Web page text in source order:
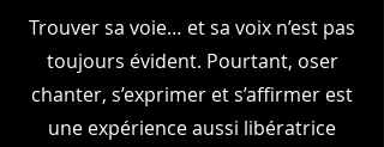
Trouver sa voie… et sa voix n’est pas
toujours évident. Pourtant, oser
chanter, s’exprimer et s’affirmer est
une expérience aussi libératrice